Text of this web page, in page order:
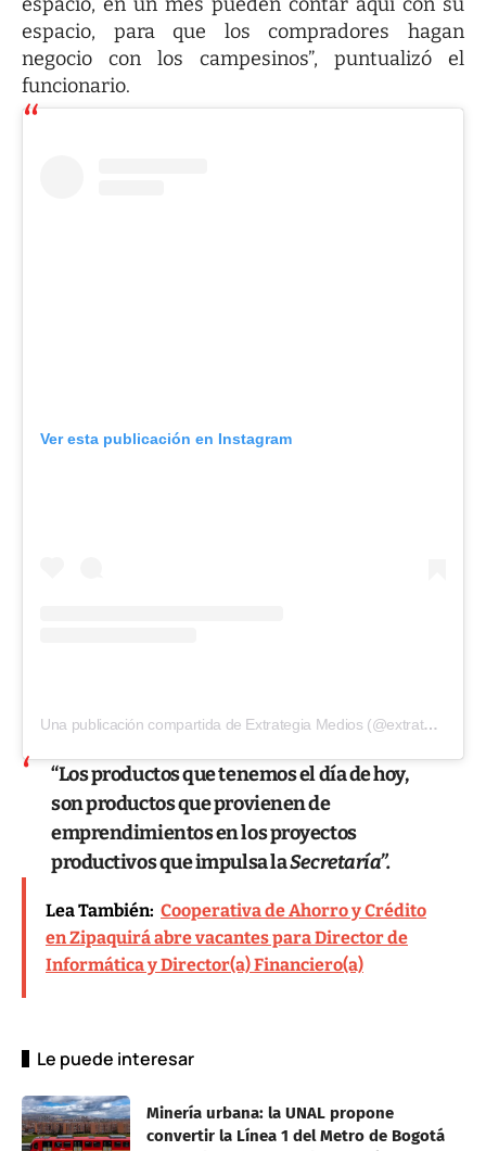
espacio, para que los compradores hagan
negocio con los campesinos”, puntualizó el
funcionario.
Ver esta publicación en Instagram
Una publicación compartida de Extrategia Medios (@extrategiamedios)
“Los productos que tenemos el día de hoy,
son productos que provienen de
emprendimientos en los proyectos
productivos que impulsa laSecretaría”.
Lea También: Cooperativa de Ahorro y Crédito
en Zipaquirá abre vacantes para Director de
Informática y Director(a) Financiero(a)
Le puede interesar
Minería urbana: la UNAL propone
convertir la Línea 1 del Metro de Bogotá